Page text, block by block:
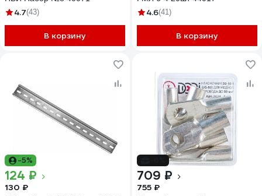
4.7(43)
В корзину
4.6(41)
В корзину
-5%
124 ₽
130 ₽
709 ₽
755 ₽